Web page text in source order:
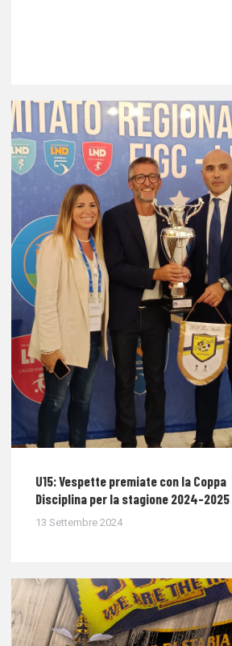
U15: Vespette premiate con la Coppa
Disciplina per la stagione 2024-2025
13 Settembre 2024